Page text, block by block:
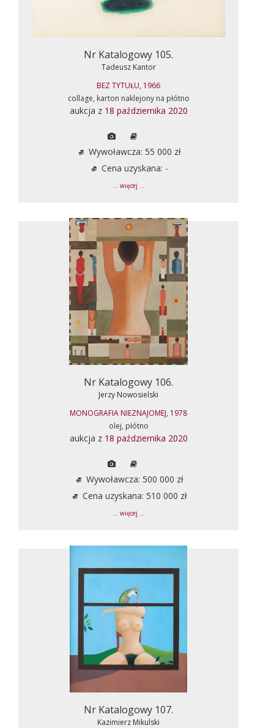
Nr Katalogowy 105.
Tadeusz Kantor
BEZ TYTUŁU, 1966
collage, karton naklejony na płótno
aukcja z 18 października 2020
Wywoławcza: 55 000 zł
Cena uzyskana: -
... więcej ...
Nr Katalogowy 106.
Jerzy Nowosielski
MONOGRAFIA NIEZNAJOMEJ, 1978
olej, płótno
aukcja z 18 października 2020
Wywoławcza: 500 000 zł
Cena uzyskana: 510 000 zł
... więcej ...
Nr Katalogowy 107.
Kazimierz Mikulski